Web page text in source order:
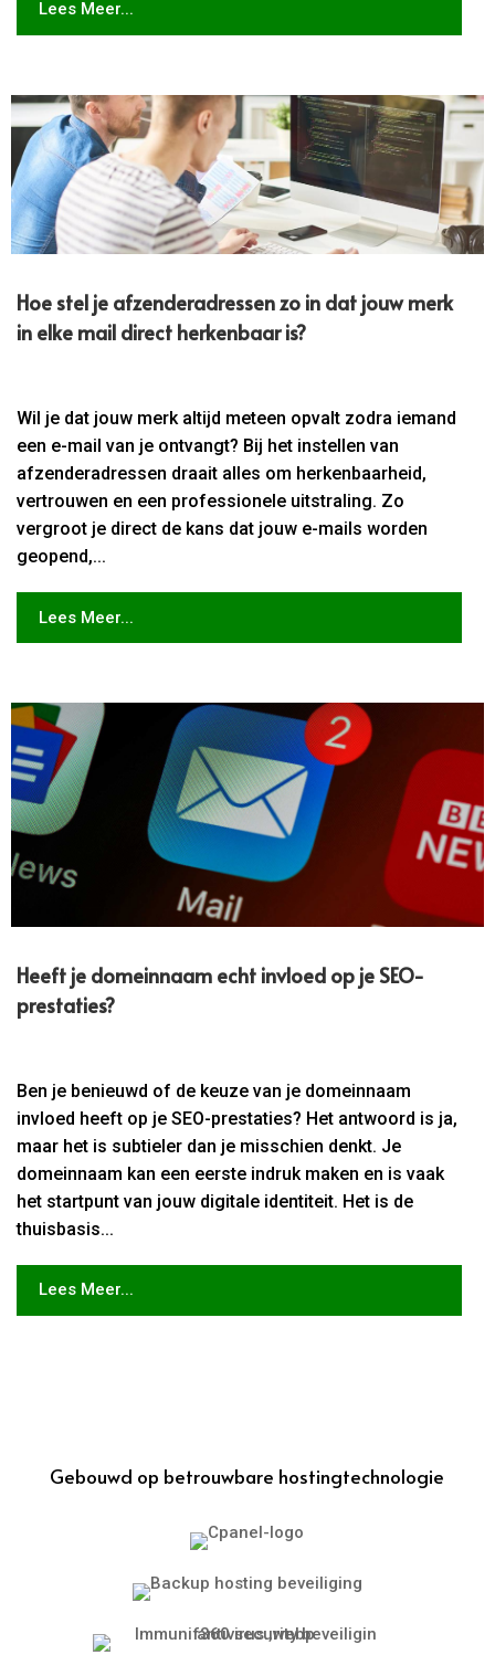
Lees Meer...
Hoe stel je afzenderadressen zo in dat jouw merk
in elke mail direct herkenbaar is?
Wil je dat jouw merk altijd meteen opvalt zodra iemand
een e-mail van je ontvangt? Bij het instellen van
afzenderadressen draait alles om herkenbaarheid,
vertrouwen en een professionele uitstraling. Zo
vergroot je direct de kans dat jouw e-mails worden
geopend,...
Lees Meer...
Heeft je domeinnaam echt invloed op je SEO-
prestaties?
Ben je benieuwd of de keuze van je domeinnaam
invloed heeft op je SEO-prestaties? Het antwoord is ja,
maar het is subtieler dan je misschien denkt. Je
domeinnaam kan een eerste indruk maken en is vaak
het startpunt van jouw digitale identiteit. Het is de
thuisbasis...
Lees Meer...
Gebouwd op betrouwbare hostingtechnologie